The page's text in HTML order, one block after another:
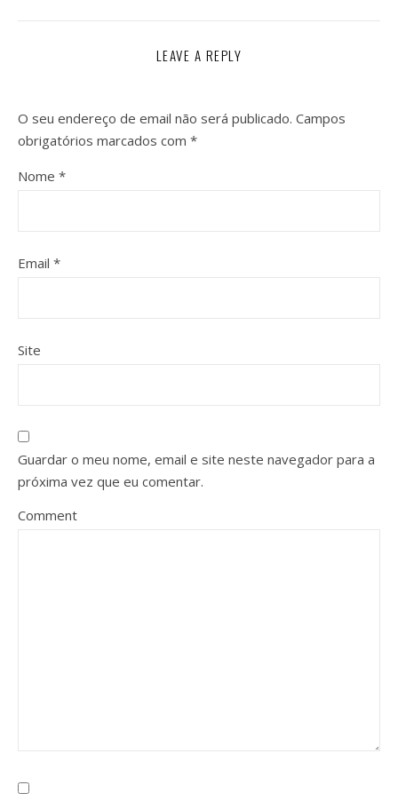
LEAVE A REPLY
O seu endereço de email não será publicado. Campos
obrigatórios marcados com *
Nome *
Email *
Site
Guardar o meu nome, email e site neste navegador para a
próxima vez que eu comentar.
Comment